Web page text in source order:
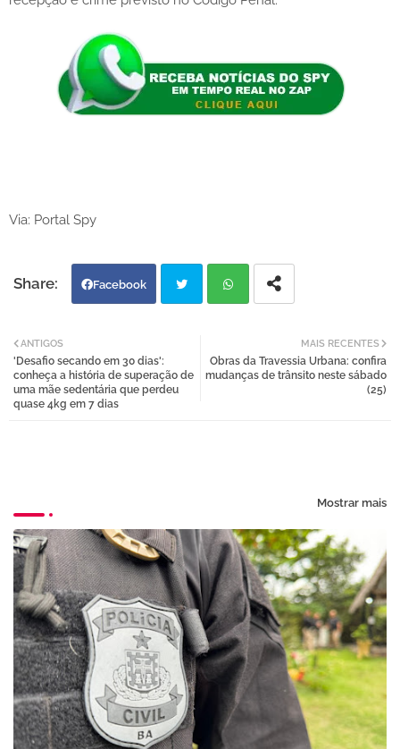
Via: Portal Spy
Facebook
atsa
MAIS RECENTES
Obras da Travessia Urbana: confira
mudanças de trânsito neste sábado
(25)
ANTIGOS
'Desafio secando em 30 dias':
conheça a história de superação de
uma mãe sedentária que perdeu
quase 4kg em 7 dias
Mostrar mais